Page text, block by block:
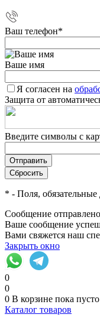
Ваш телефон*
Ваше имя
Я согласен на
Защита от
Введите символы с
* - Поля, обязательные
Сообщение отправлено
Ваше сообщение
Вами свяжется наш
Закрыть окно
0
0
0 В корзине пока пусто
Каталог товаров